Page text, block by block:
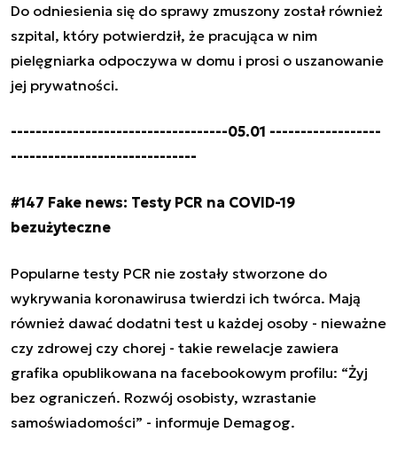
Do odniesienia się do sprawy zmuszony został również
szpital, który potwierdził, że pracująca w nim
pielęgniarka odpoczywa w domu i prosi o uszanowanie
jej prywatności.
-----------------------------------05.01 ------------------
------------------------------
#147 Fake news: Testy PCR na COVID-19
bezużyteczne
Popularne testy PCR nie zostały stworzone do
wykrywania koronawirusa twierdzi ich twórca. Mają
również dawać dodatni test u każdej osoby - nieważne
czy zdrowej czy chorej - takie rewelacje zawiera
grafika opublikowana na facebookowym profilu: “Żyj
bez ograniczeń. Rozwój osobisty, wzrastanie
samoświadomości” - informuje Demagog.